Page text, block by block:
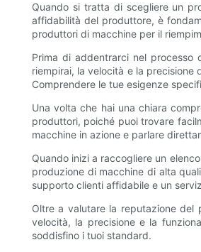
Quando si tratta di scegliere un
affidabilità del produttore, è
produttori di macchine per il
Prima di addentrarci nel
riempirai, la velocità e la
Comprendere le tue esigenze
Una volta che hai una chiara
produttori, poiché puoi trovare
macchine in azione e parlare
Quando inizi a raccogliere un
produzione di macchine di alta
supporto clienti affidabile e un
Oltre a valutare la reputazione del
velocità, la precisione e la
soddisfino i tuoi standard.